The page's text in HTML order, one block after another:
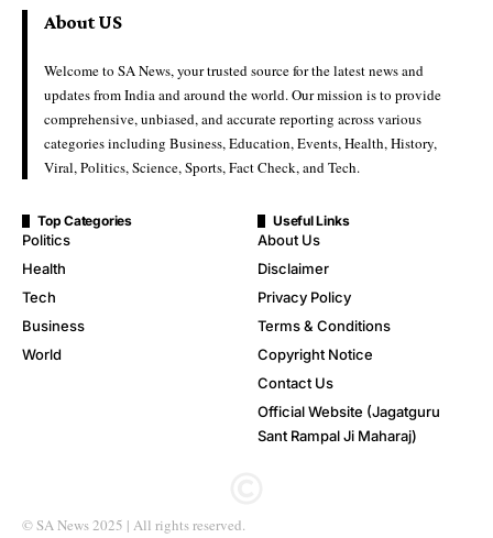
About US
Welcome to SA News, your trusted source for the latest news and
updates from India and around the world. Our mission is to provide
comprehensive, unbiased, and accurate reporting across various
categories including Business, Education, Events, Health, History,
Viral, Politics, Science, Sports, Fact Check, and Tech.
Top Categories
Politics
Health
Tech
Business
World
Useful Links
About Us
Disclaimer
Privacy Policy
Terms & Conditions
Copyright Notice
Contact Us
Official Website (Jagatguru
Sant Rampal Ji Maharaj)
© SA News 2025 | All rights reserved.